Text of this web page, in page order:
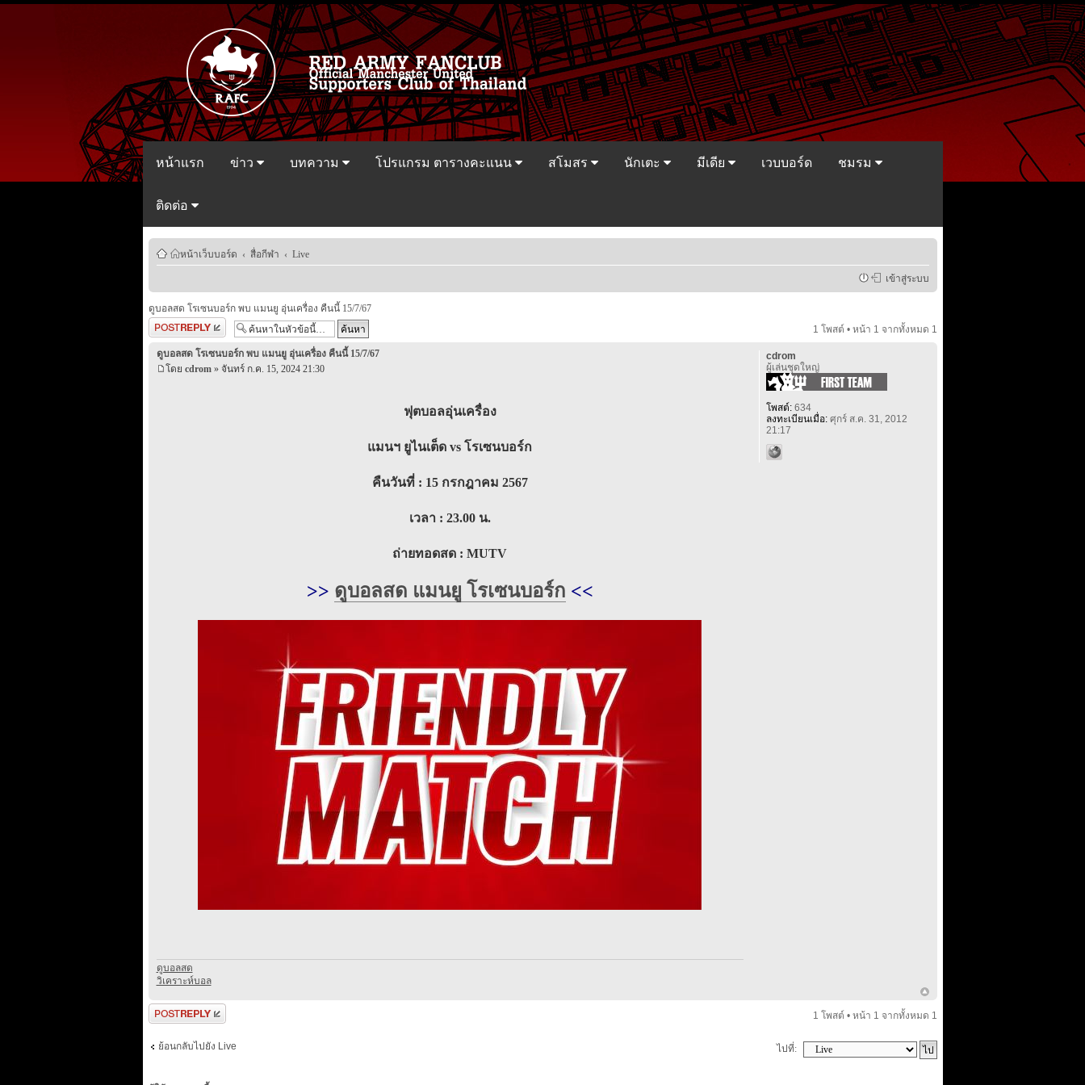
หน้าแรก ข่าว บทความ โปรแกรม ตารางคะแนน สโมสร นักเตะ มีเดีย เวบบอร์ด ชมรม
ติดต่อ
หน้าเว็บบอร์ด ‹ สื่อกีฬา ‹ Live
เข้าสู่ระบบ
ดูบอลสด โรเซนบอร์ก พบ แมนยู อุ่นเครื่อง คืนนี้ 15/7/67
ตอบกระทู้
1 โพสต์ • หน้า 1 จากทั้งหมด 1
ดูบอลสด โรเซนบอร์ก พบ แมนยู อุ่นเครื่อง คืนนี้ 15/7/67
โดย cdrom» จันทร์ ก.ค. 15, 2024 21:30
ฟุตบอลอุ่นเครื่อง
แมนฯ ยูไนเต็ด vs โรเซนบอร์ก
คืนวันที่ : 15 กรกฎาคม 2567
เวลา : 23.00 น.
ถ่ายทอดสด : MUTV
>> ดูบอลสด แมนยู โรเซนบอร์ก <<
ดูบอลสด
วิเคราะห์บอล
cdrom
ผู้เล่นชุดใหญ่
โพสต์:634
ลงทะเบียนเมื่อ:ศุกร์ ส.ค. 31, 2012
21:17
ตอบกระทู้ 1 โพสต์ • หน้า 1 จากทั้งหมด 1
ย้อนกลับไปยัง Live ไปที่: